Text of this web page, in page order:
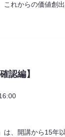
これからの価値創
認編】
は、開講から15年